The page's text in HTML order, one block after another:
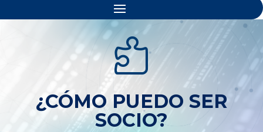

¿CÓMO PUEDO SER
SOCIO?